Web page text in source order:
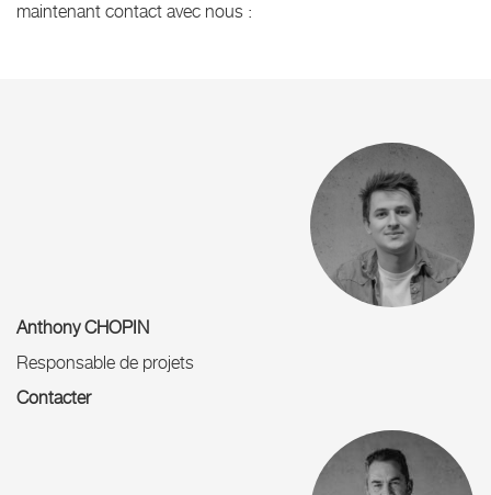
maintenant contact avec nous :
Anthony CHOPIN
Responsable de projets
Contacter